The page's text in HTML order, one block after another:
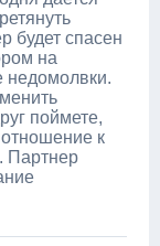
будет спасен
на
недомолвки.
поймете,
к
Партнер